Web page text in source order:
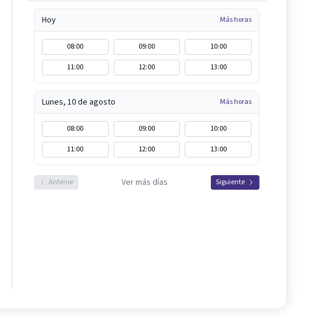
Hoy Más horas
08:00 09:00
10:00
11:00
12:00 13:00
Lunes, 10 de agosto Más horas
08:00 09:00
10:00
11:00
12:00 13:00
Anterior Ver más días Siguiente